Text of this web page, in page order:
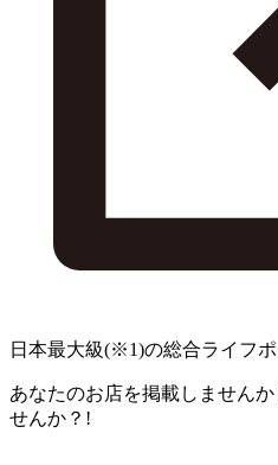
日本最大級(※1)の総合ライフ
あなたのお店を掲載しませんか
せんか？!